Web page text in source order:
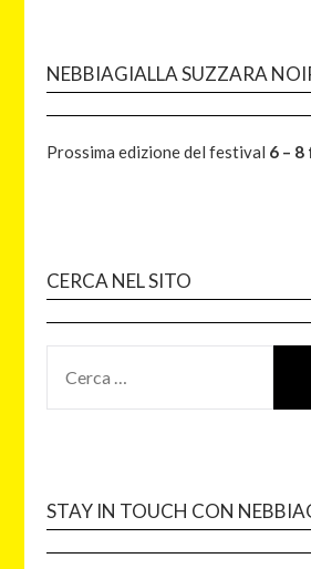
NEBBIAGIALLA SUZZARA
Prossima edizione del festival 6 –
CERCA NEL SITO
STAY IN TOUCH CON